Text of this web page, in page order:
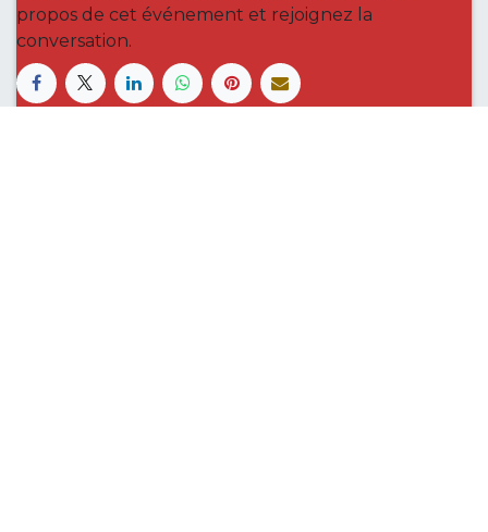
propos de cet événement et rejoignez la
conversation.